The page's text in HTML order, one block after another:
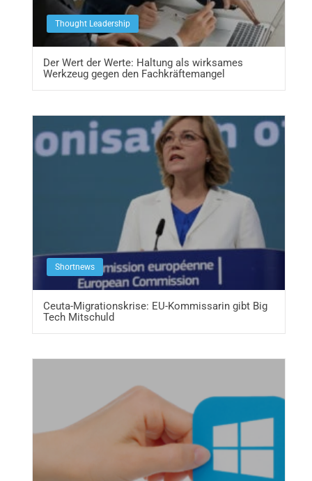
Thought Leadership
Der Wert der Werte: Haltung als wirksames
Werkzeug gegen den Fachkräftemangel
Shortnews
Ceuta-Migrationskrise: EU-Kommissarin gibt Big
Tech Mitschuld